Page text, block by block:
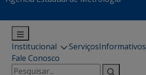
Institucional ServiçosInformativos
Fale Conosco
Pesquisar